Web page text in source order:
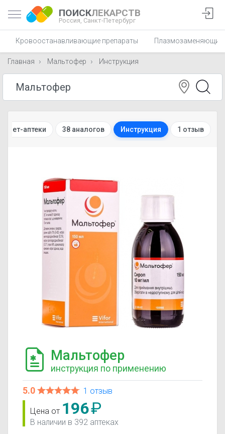
ПОИСКЛЕКАРСТВ
Россия, Санкт-Петербург
Кровоостанавливающие препараты Плазмозаменяющие
Главная Мальтофер Инструкция
аптеки 38 аналогов Инструкция 1 отзыв
Мальтофер
инструкция по применению
5.0 1 отзыв
Цена от 196₽
В наличии в 392 аптеках